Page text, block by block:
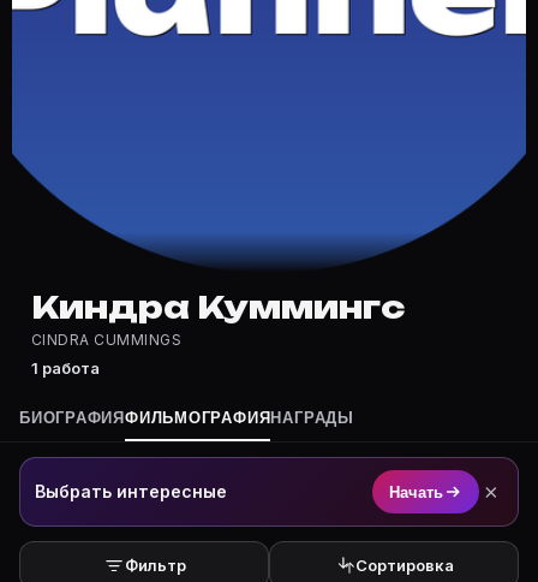
Где снимался Киндра Куммингс?
Киндра Куммингс — актёр. Биография и роли на
Где открыть фильмографию Киндра Куммингс?
На Movie Planner: https://movie-planner.ru/s/
Киндра Куммингс
CINDRA CUMMINGS
1 работа
БИОГРАФИЯФИЛЬМОГРАФИЯ НАГРАДЫ
Выбрать интересные Начать ×
Фильтр Сортировка